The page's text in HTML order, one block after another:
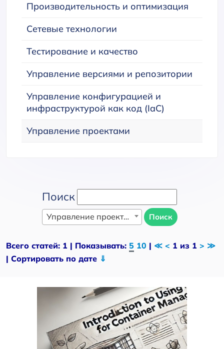
Производительность и оптимизация
Сетевые технологии
Тестирование и качество
Управление версиями и репозитории
Управление конфигурацией и
инфраструктурой как код (IaC)
Управление проектами
Поиск
Управление проектами Поиск
Всего статей: 1 | Показывать: 5 10 | ≪ < 1 из 1 > ≫
| Сортировать по дате ⇓